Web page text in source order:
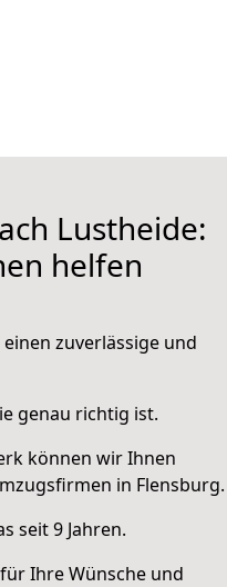
Lustheide:
helfen
einen zuverlässige und
genau richtig ist.
können wir Ihnen
in Flensburg.
seit 9 Jahren.
Ihre Wünsche und